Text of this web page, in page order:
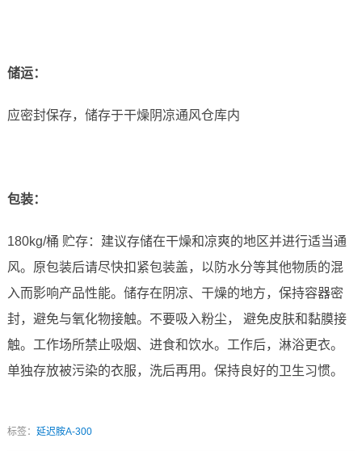
储运：
应密封保存，储存于干燥阴凉通风仓库内
包装：
180kg/桶 贮存：建议存储在干燥和凉爽的地区并进行适当通
风。原包装后请尽快扣紧包装盖，以防水分等其他物质的混
入而影响产品性能。储存在阴凉、干燥的地方，保持容器密
封，避免与氧化物接触。不要吸入粉尘， 避免皮肤和黏膜接
触。工作场所禁止吸烟、进食和饮水。工作后，淋浴更衣。
单独存放被污染的衣服，洗后再用。保持良好的卫生习惯。
标签： 延迟胺A-300